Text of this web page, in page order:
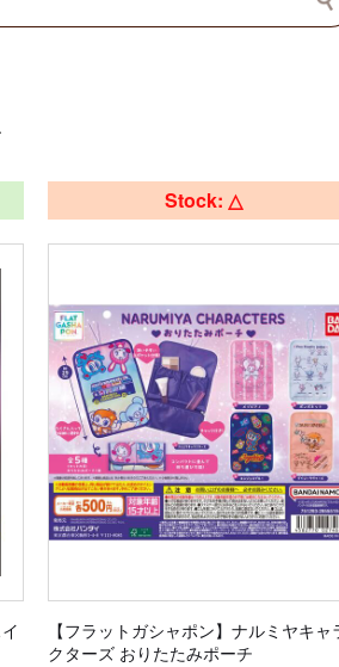
Stock: △
【フラットガシャポン】ナルミヤキャ
クターズ おりたたみポーチ